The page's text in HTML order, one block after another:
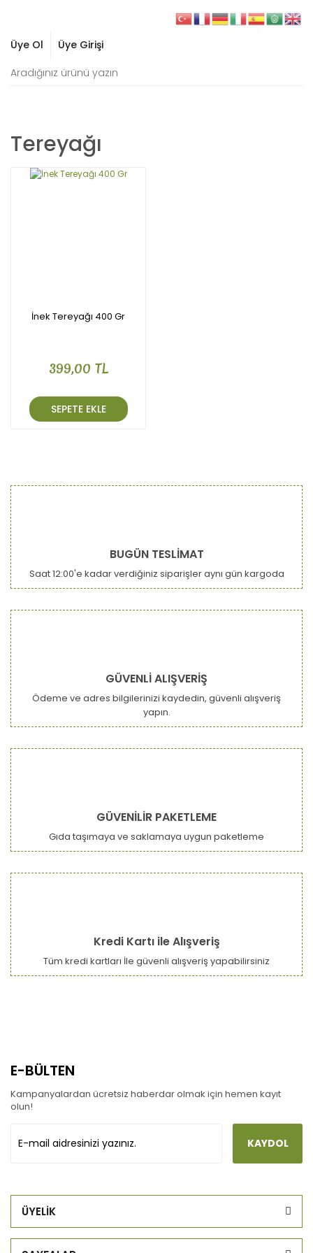
Üye Ol Üye Girişi
Tereyağı
İnek Tereyağı 400 Gr
399,00 TL
SEPETE EKLE
BUGÜN TESLİMAT
Saat 12:00'e kadar verdiğiniz siparişler aynı gün kargoda
GÜVENLİ ALIŞVERİŞ
Ödeme ve adres bilgilerinizi kaydedin, güvenli alışveriş
yapın.
GÜVENİLİR PAKETLEME
Gıda taşımaya ve saklamaya uygun paketleme
Kredi Kartı ile Alışveriş
Tüm kredi kartları İle güvenli alışveriş yapabilirsiniz
E-BÜLTEN
Kampanyalardan ücretsiz haberdar olmak için hemen kayıt
olun!
KAYDOL
ÜYELİK